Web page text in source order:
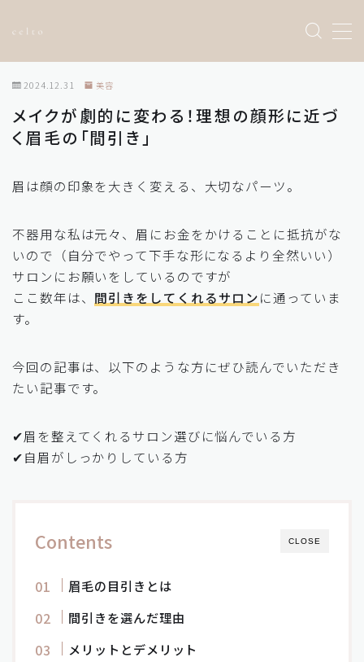
Sample Page
トップページ
プライバシーポリシー
有料記事の決済完了ページ
運営者情報
2024.12.31 美容
メイクが劇的に変わる！理想の顔形に近づ
く眉毛の「間引き」
眉は顔の印象を大きく変える、大切なパーツ。
不器用な私は元々、眉にお金をかけることに抵抗がな
いので（自分でやって下手な形になるより全然いい）
サロンにお願いをしているのですが
ここ数年は、 間引きをしてくれるサロンに通っていま
す。
今回の記事は、以下のような方にぜひ読んでいただき
たい記事です。
✔︎眉を整えてくれるサロン選びに悩んでいる方
✔︎自眉がしっかりしている方
CLOSE
Contents
眉毛の目引きとは
間引きを選んだ理由
メリットとデメリット